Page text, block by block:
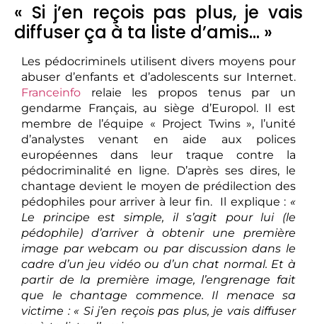
« Si j’en reçois pas plus, je vais
diffuser ça à ta liste d’amis… »
Les pédocriminels utilisent divers moyens pour
abuser d’enfants et d’adolescents sur Internet.
Franceinfo relaie les propos tenus par un
gendarme Français, au siège d’Europol. Il est
membre de l’équipe « Project Twins », l’unité
d’analystes venant en aide aux polices
européennes dans leur traque contre la
pédocriminalité en ligne. D’après ses dires, le
chantage devient le moyen de prédilection des
pédophiles pour arriver à leur fin. Il explique : «
Le principe est simple, il s’agit pour lui (le
pédophile) d’arriver à obtenir une première
image par webcam ou par discussion dans le
cadre d’un jeu vidéo ou d’un chat normal. Et à
partir de la première image, l’engrenage fait
que le chantage commence. Il menace sa
victime : « Si j’en reçois pas plus, je vais diffuser